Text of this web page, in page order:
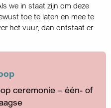
we in staat zijn om deze
toe te laten en mee te
het vuur, dan ontstaat er
ceremonie – één- of